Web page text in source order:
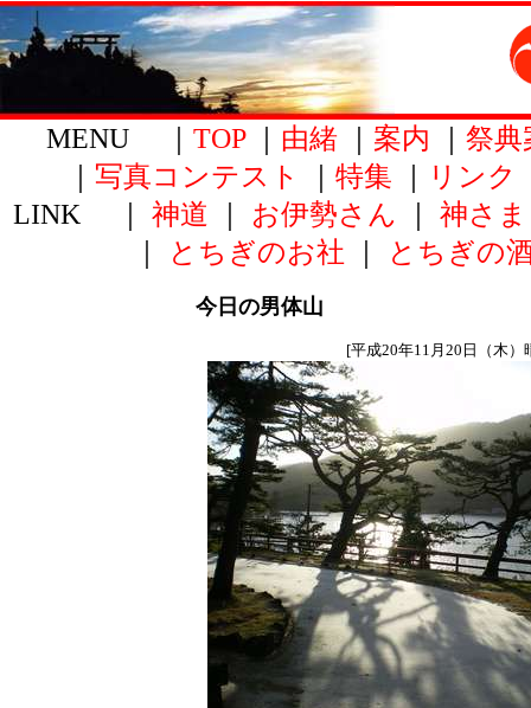
MENU ｜ TOP｜ 由緒 案内
祭典
写真コンテスト 特集 リンク
LINK ｜ 神道 お伊勢さん 神さま
とちぎのお社 とちぎの
今日の男体山
[平成20年11月20日（木）